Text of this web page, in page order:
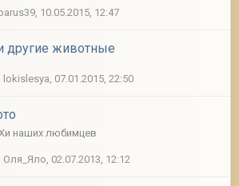
10.05.2015, 12:47
другие животные
lokislesya, 07.01.2015, 22:50
наших любимцев
Оля_Яло, 02.07.2013, 12:12